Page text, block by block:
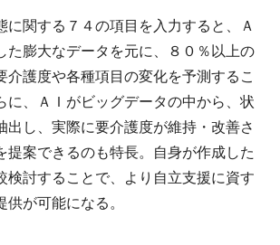
関する７４の項目を入力すると、Ａ
た膨大なデータを元に、８０％以上の
介護度や各種項目の変化を予測するこ
に、ＡＩがビッグデータの中から、状
出し、実際に要介護度が維持・改善さ
提案できるのも特長。自身が作成した
検討することで、より自立支援に資す
供が可能になる。